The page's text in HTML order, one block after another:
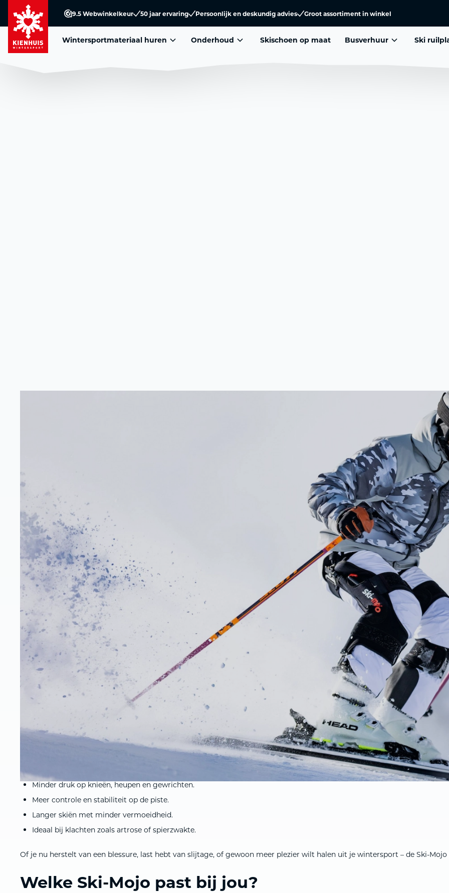
9.5 Webwinkelkeur 50 jaar ervaring Persoonlijk en deskundig advies Groot assortiment in winkel
Wintersportmateriaal huren Onderhoud Skischoen op maat Busverhuur Ski
Ski-Mojo: langer, krachtiger en met
op
Heb je weleens gehoord van de Ski-Mojo? Dit innovatieve hulpmiddel is een soort exoskelet voor skiërs dat je actief
benen en gewrichten, vergroot je kracht en zorgt ervoor dat je met meer controle en uithoudingsvermogen de piste
Ideaal voor wie last heeft van knieën, heupen of vermoeide benen, maar ook voor fanatieke skiërs die graag langer en
Wat is de Ski-Mojo precies?
De Ski-Mojo is een slim veersysteem dat je bevestigt aan je benen en bekken. De krachtige veer ondersteunt tot wel een
knieën en spieren aanzienlijk afneemt.
Het voelt alsof je extra sterke beenspieren hebt: soepel, stabiel en energiek – van de eerste tot de laatste afdaling van de
Hoe werkt het?
Wanneer je door je knieën zakt, spant de Ski-Mojo de veer op. Zodra je weer omhoog beweegt, geeft die veer energie
heb je minder inspanning nodig bij elke bocht,
vang je trillingen en schokken beter op,
en houd je veel langer energie over.
Tijdens de lunch of in de lift kun je de Ski-Mojo eenvoudig uitschakelen. En goed om te weten: hij past gewoon onder je
De voordelen op een rij
Minder druk op knieën, heupen en gewrichten.
Meer controle en stabiliteit op de piste.
Langer skiën met minder vermoeidheid.
Ideaal bij klachten zoals artrose of spierzwakte.
Of je nu herstelt van een blessure, last hebt van slijtage, of gewoon meer plezier wilt halen uit je wintersport – de Ski-
Welke Ski-Mojo past bij jou?